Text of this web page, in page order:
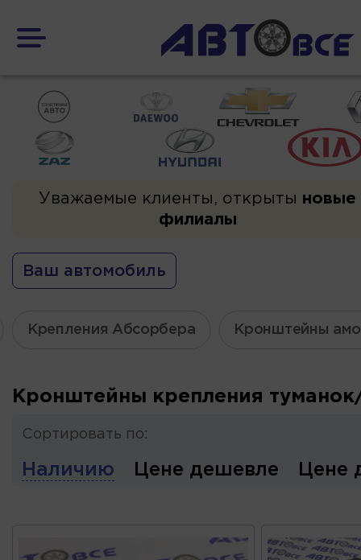
Уважаемые клиенты, открыты новые
филиалы
Ваш автомобиль
Крепления Абсорбера Кронштейны
Кронштейны крепления
Сортировать по:
Наличию Цене дешевле Цене